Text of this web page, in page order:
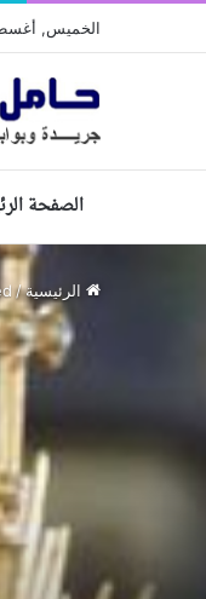
الخميس, أغسطس 6
الصفحة
الرئيسية/